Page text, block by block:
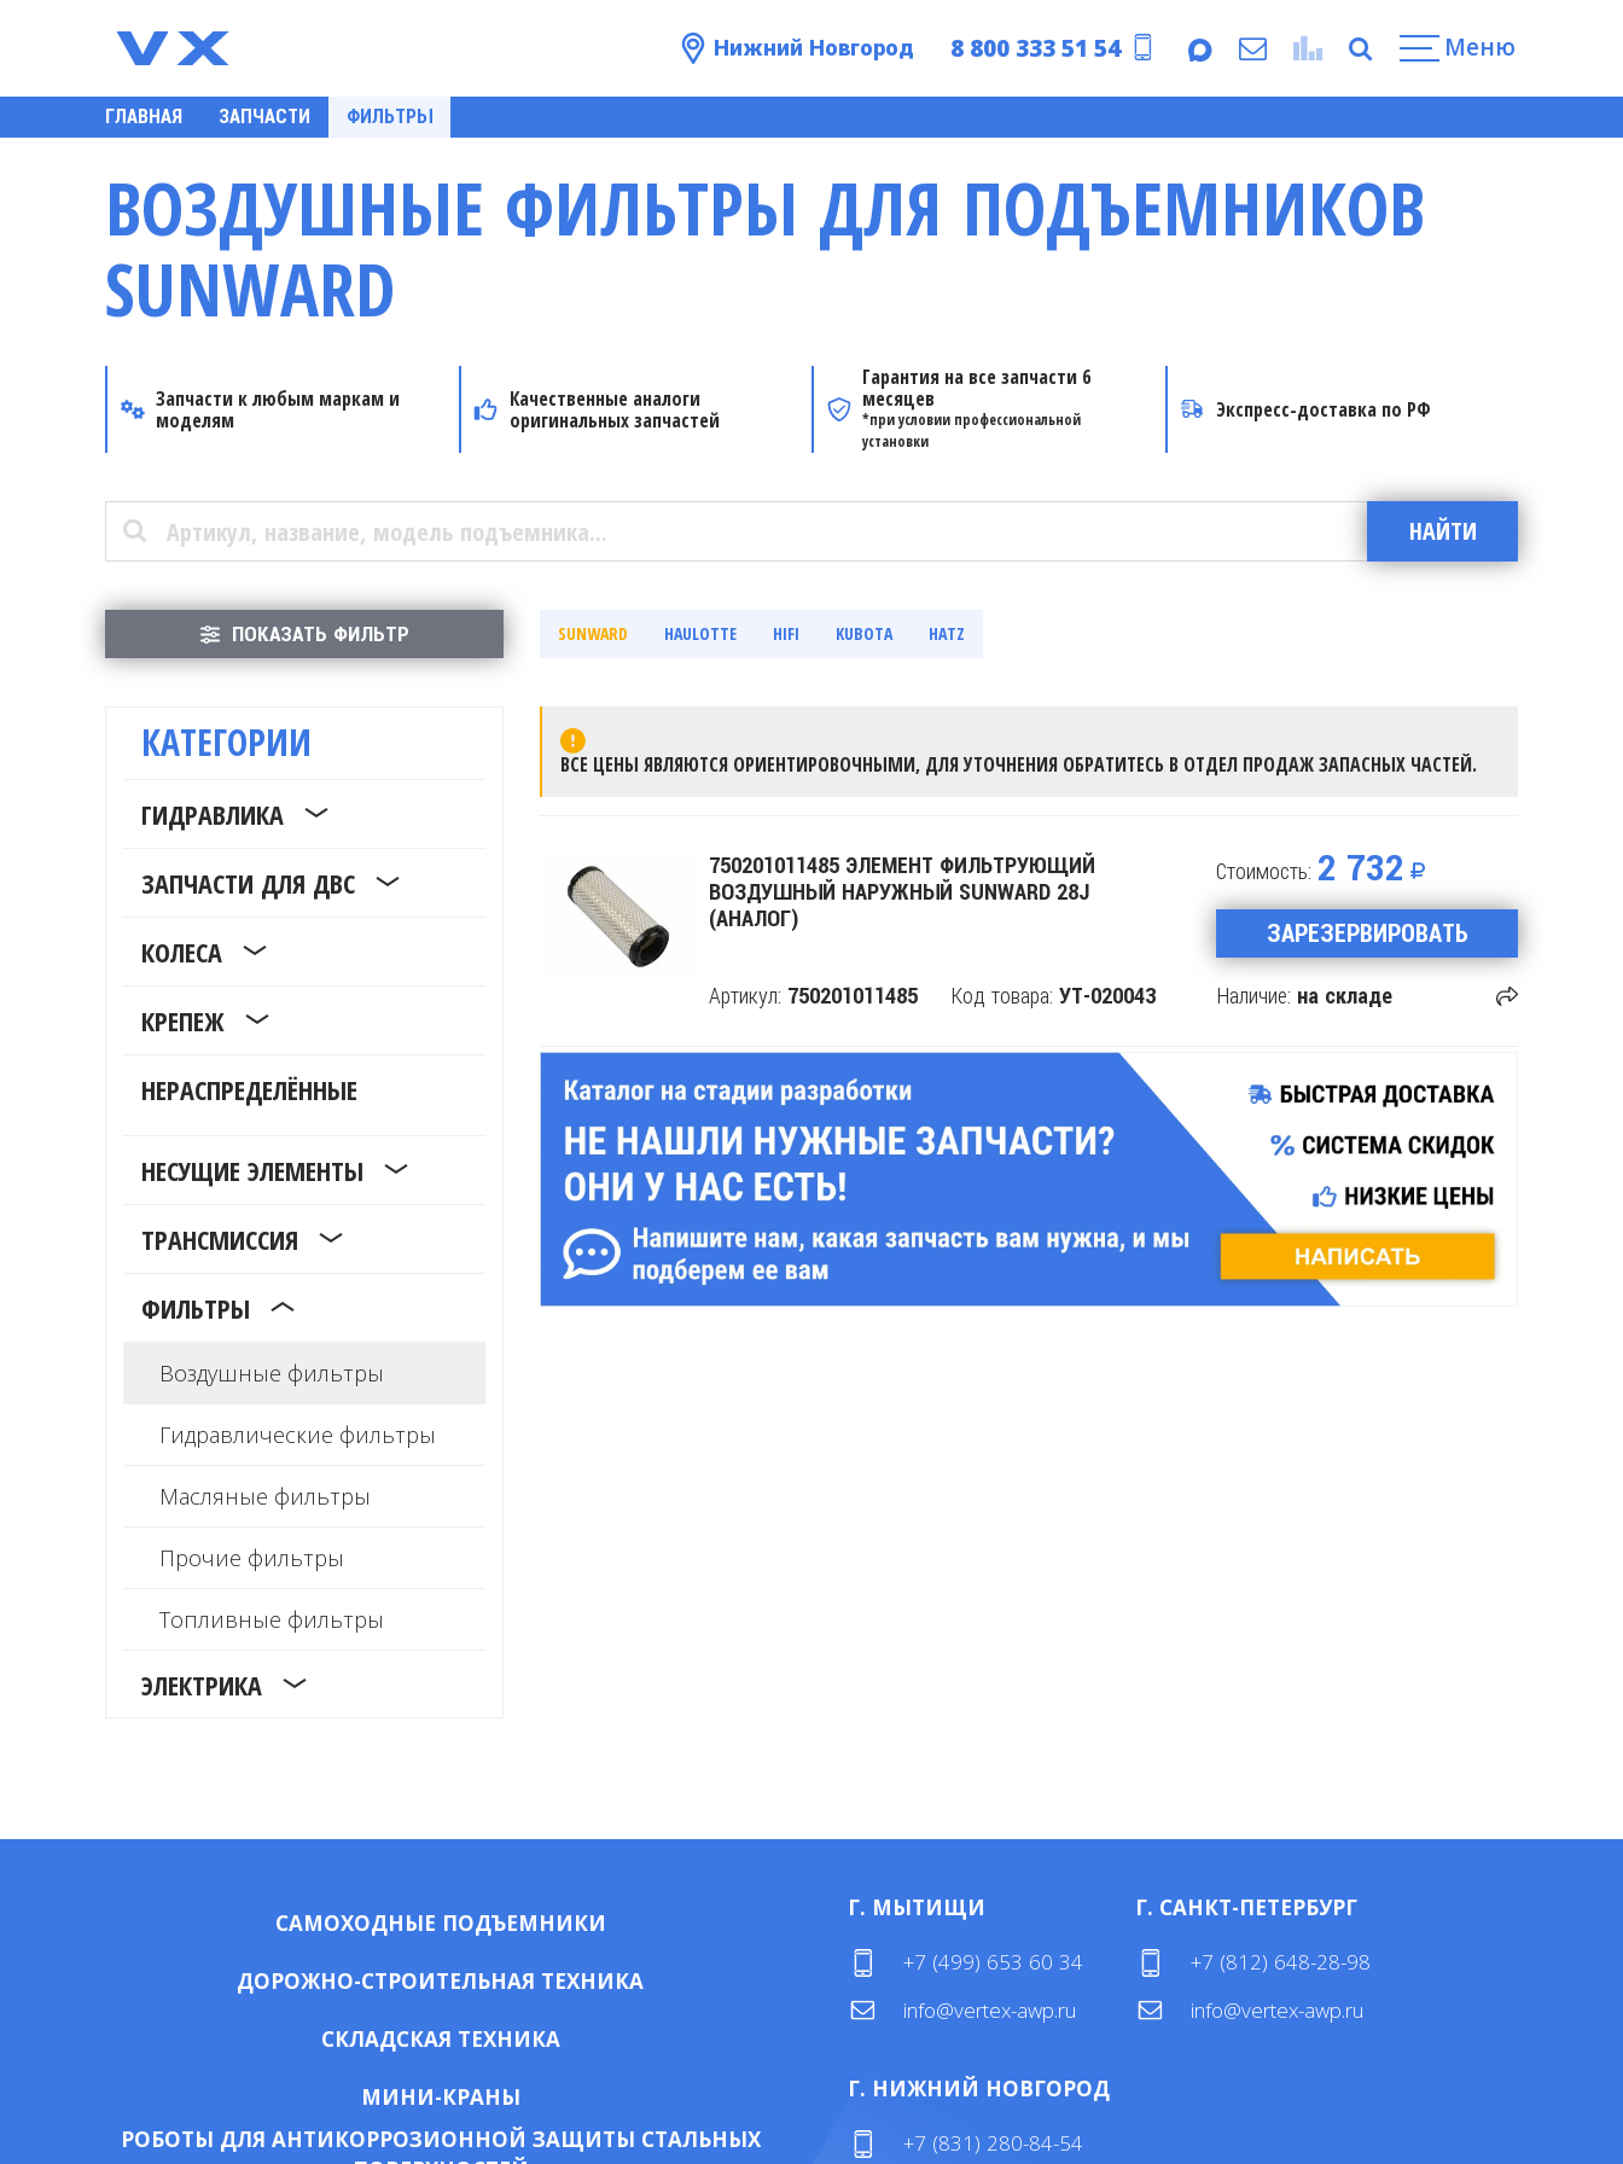
Нижний Новгород 8 800 333 51 54 Меню
ГЛАВНАЯ ЗАПЧАСТИ ФИЛЬТРЫ
ВОЗДУШНЫЕ ФИЛЬТРЫ ДЛЯ ПОДЪЕМНИКОВ
SUNWARD
Запчасти к любым маркам и
моделям
Качественные аналоги
оригинальных запчастей
Гарантия на все запчасти 6
месяцев
*при условии профессиональной
установки
Экспресс-доставка по РФ
ПОКАЗАТЬ ФИЛЬТР
КАТЕГОРИИ
ГИДРАВЛИКА
ЗАПЧАСТИ ДЛЯ ДВС
КОЛЕСА
КРЕПЕЖ
НЕРАСПРЕДЕЛЁННЫЕ
НЕСУЩИЕ ЭЛЕМЕНТЫ
ТРАНСМИССИЯ
ФИЛЬТРЫ
Воздушные фильтры
Гидравлические фильтры
Масляные фильтры
Прочие фильтры
Топливные фильтры
ЭЛЕКТРИКА
SUNWARD HAULOTTE HIFI KUBOTA HATZ
ВСЕ ЦЕНЫ ЯВЛЯЮТСЯ ОРИЕНТИРОВОЧНЫМИ, ДЛЯ УТОЧНЕНИЯ ОБРАТИТЕСЬ В ОТДЕЛ ПРОДАЖ ЗАПАСНЫХ ЧАСТЕЙ.
750201011485 ЭЛЕМЕНТ ФИЛЬТРУЮЩИЙ
ВОЗДУШНЫЙ НАРУЖНЫЙ SUNWARD 28J
(АНАЛОГ)
Артикул: 750201011485 Код товара: УТ-020043
Стоимость: 2 732
ЗАРЕЗЕРВИРОВАТЬ
Наличие: на складе
Поделится
САМОХОДНЫЕ ПОДЪЕМНИКИ
ДОРОЖНО-СТРОИТЕЛЬНАЯ ТЕХНИКА
СКЛАДСКАЯ ТЕХНИКА
МИНИ-КРАНЫ
РОБОТЫ ДЛЯ АНТИКОРРОЗИОННОЙ ЗАЩИТЫ СТАЛЬНЫХ
Г. МЫТИЩИ
+7 (499) 653 60 34
info@vertex-awp.ru
Г. НИЖНИЙ НОВГОРОД
+7 (831) 280-84-54
Г. САНКТ-ПЕТЕРБУРГ
+7 (812) 648-28-98
info@vertex-awp.ru